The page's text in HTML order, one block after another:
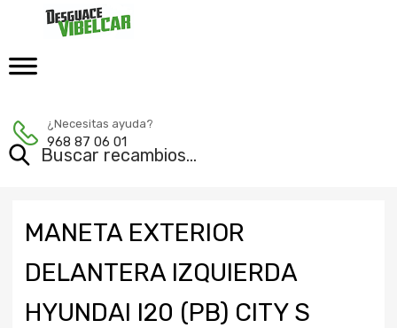
¿Necesitas ayuda?
968 87 06 01
MANETA EXTERIOR
DELANTERA IZQUIERDA
HYUNDAI I20 (PB) CITY S